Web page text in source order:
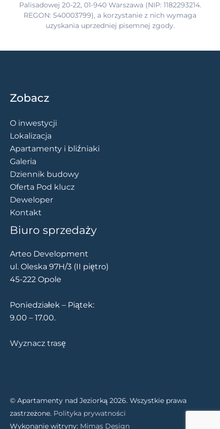
Palisadowej 20-22, 01-940 Warszawa (NIP: 1182293214.
REGON: 540003799), a korzystanie z nich wymaga
uzyskania uprzedniej pisemnej zgody.
Zobacz
O inwestycji
Lokalizacja
Apartamenty i bliźniaki
Galeria
Dziennik budowy
Oferta Pod klucz
Deweloper
Kontakt
Biuro sprzedaży
Arteo Development
ul. Oleska 97H/3 (II piętro)
45-222 Opole
Poniedziałek – Piątek:
9.00 – 17.00.
Wyznacz trasę
© Apartamenty nad Jeziorką 2026. Wszystkie prawa
zastrzeżone. Polityka prywatności
Wykonanie witryny: Mimas Design